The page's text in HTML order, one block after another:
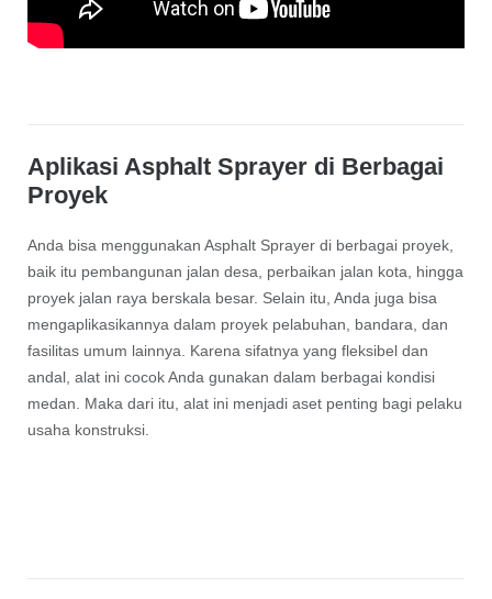
Aplikasi Asphalt Sprayer di Berbagai
Proyek
Anda bisa menggunakan Asphalt Sprayer di berbagai proyek,
baik itu pembangunan jalan desa, perbaikan jalan kota, hingga
proyek jalan raya berskala besar. Selain itu, Anda juga bisa
mengaplikasikannya dalam proyek pelabuhan, bandara, dan
fasilitas umum lainnya. Karena sifatnya yang fleksibel dan
andal, alat ini cocok Anda gunakan dalam berbagai kondisi
medan. Maka dari itu, alat ini menjadi aset penting bagi pelaku
usaha konstruksi.